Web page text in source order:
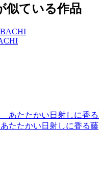
似ている作品
たたかい日射しに香る藤